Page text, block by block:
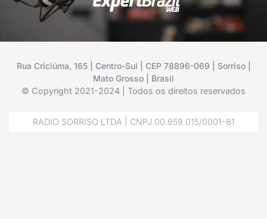
Rua Criciúma, 165 | Centro-Sul | CEP 78896-069 | Sorriso |
Mato Grosso | Brasil
© Copyright 2021-2024 | Todos os direitos reservados
RADIO SORRISO LTDA | CNPJ 00.959.015/0001-81